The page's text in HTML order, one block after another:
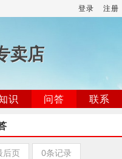
登录 注册
卖店
识 问答
联系
后页 0条记录